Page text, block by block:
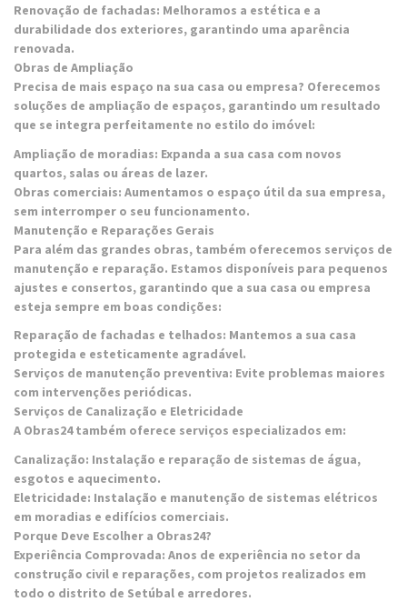
Renovação de fachadas: Melhoramos a estética e a
durabilidade dos exteriores, garantindo uma aparência
renovada.
Obras de Ampliação
Precisa de mais espaço na sua casa ou empresa? Oferecemos
soluções de ampliação de espaços, garantindo um resultado
que se integra perfeitamente no estilo do imóvel:
Ampliação de moradias: Expanda a sua casa com novos
quartos, salas ou áreas de lazer.
Obras comerciais: Aumentamos o espaço útil da sua empresa,
sem interromper o seu funcionamento.
Manutenção e Reparações Gerais
Para além das grandes obras, também oferecemos serviços de
manutenção e reparação. Estamos disponíveis para pequenos
ajustes e consertos, garantindo que a sua casa ou empresa
esteja sempre em boas condições:
Reparação de fachadas e telhados: Mantemos a sua casa
protegida e esteticamente agradável.
Serviços de manutenção preventiva: Evite problemas maiores
com intervenções periódicas.
Serviços de Canalização e Eletricidade
A Obras24 também oferece serviços especializados em:
Canalização: Instalação e reparação de sistemas de água,
esgotos e aquecimento.
Eletricidade: Instalação e manutenção de sistemas elétricos
em moradias e edifícios comerciais.
Porque Deve Escolher a Obras24?
Experiência Comprovada: Anos de experiência no setor da
construção civil e reparações, com projetos realizados em
todo o distrito de Setúbal e arredores.